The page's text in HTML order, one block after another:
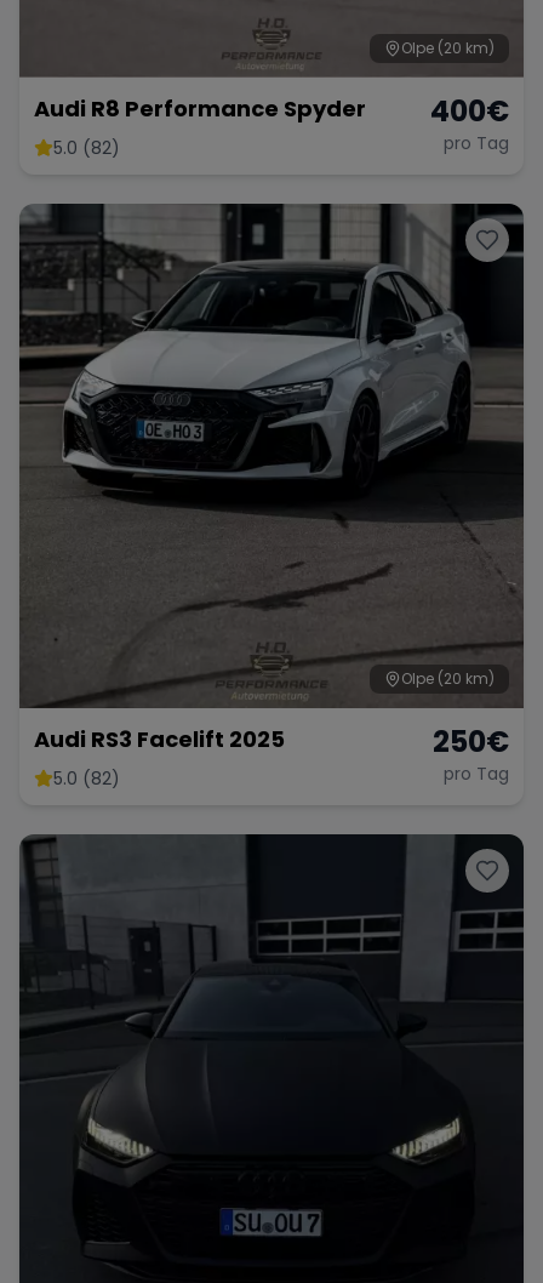
Olpe (20 km)
Audi R8 Performance Spyder
5.0 (82)
400€
pro Tag
Olpe (20 km)
Audi RS3 Facelift 2025
5.0 (82)
250€
pro Tag